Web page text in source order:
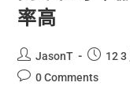
率高
JasonT 12 3
0 Comments